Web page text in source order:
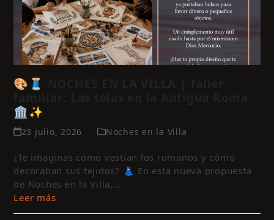
🎨🧵 NOCHES EN LA VILLA | Taller
🏛️✨
23 julio, 2026 Noches en la Villa
¿Te imaginas cómo vestían los romanos y cómo
decoraban sus tejidos? 👗 En esta nueva propuesta
de Noches en la Villa,…
Leer más